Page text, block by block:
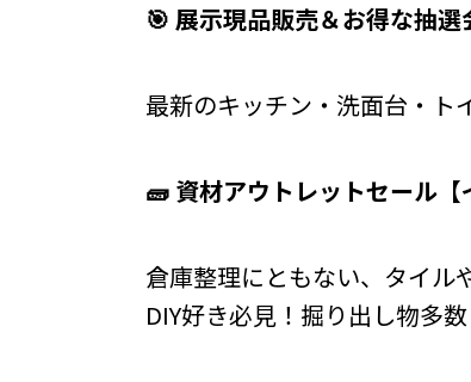
🎯 展示現品販売＆お得な抽選
最新のキッチン・洗面台・ト
🧱 資材アウトレットセール【
倉庫整理にともない、タイル
DIY好き必見！掘り出し物多数